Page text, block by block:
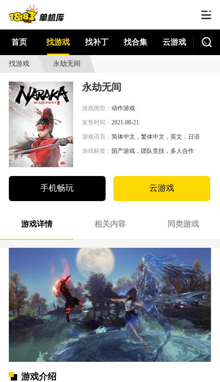
首页 找游戏 找补丁 找合集 云游戏
找游戏 永劫无间
永劫无间
游戏类型：动作游戏
发售时间：2021-08-21
游戏语言：简体中文，繁体中文，英文，日语，其它
游戏标签： 国产游戏，团队竞技，多人合作
手机畅玩 云游戏
游戏详情 相关内容 同类游戏
游戏介绍